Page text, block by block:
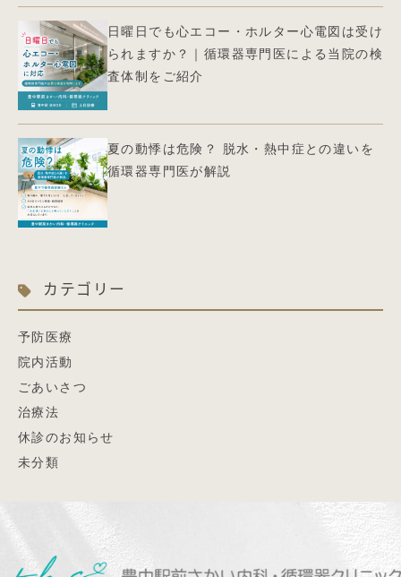
日曜日でも心エコー・ホルター心電図は受け
られますか？｜循環器専門医による当院の検
査体制をご紹介
夏の動悸は危険？ 脱水・熱中症との違いを
循環器専門医が解説
カテゴリー
予防医療
院内活動
ごあいさつ
治療法
休診のお知らせ
未分類